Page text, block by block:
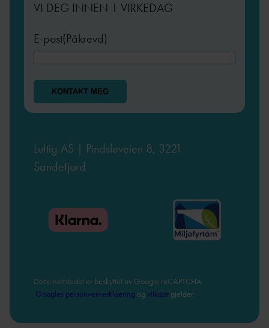
VI DEG INNEN 1 VIRKEDAG
E-post(Påkrevd)
Luftig AS | Pindsleveien 8, 3221
Sandefjord
Dette nettstedet er beskyttet av Google reCAPTCHA.
Googles personvernerklaering og vilkaar gjelder.